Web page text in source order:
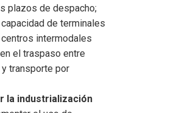
plazos de despacho;
de terminales
intermodales
el traspaso entre
transporte por
la industrialización